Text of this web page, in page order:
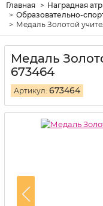
Главная Наградная
Образовательно-
Медаль Золотой
Медаль
673464
Артикул: 673464